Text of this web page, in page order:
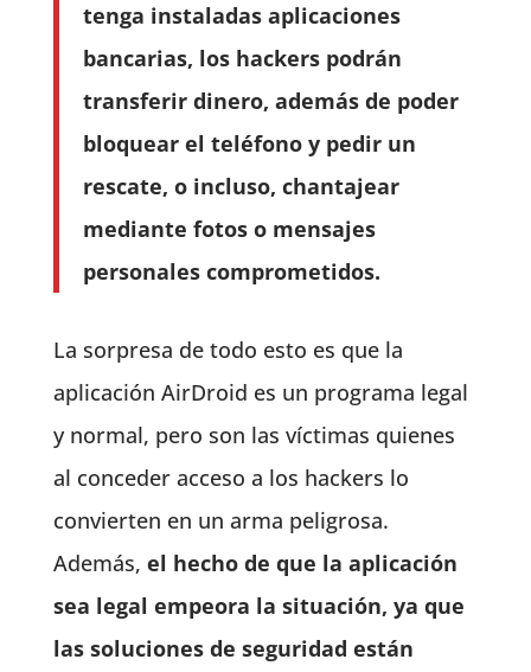
tenga instaladas aplicaciones
bancarias, los hackers podrán
transferir dinero, además de poder
bloquear el teléfono y pedir un
rescate, o incluso, chantajear
mediante fotos o mensajes
personales comprometidos.
La sorpresa de todo esto es que la
aplicación AirDroid es un programa legal
y normal, pero son las víctimas quienes
al conceder acceso a los hackers lo
convierten en un arma peligrosa.
Además, el hecho de que la aplicación
sea legal empeora la situación, ya que
las soluciones de seguridad están